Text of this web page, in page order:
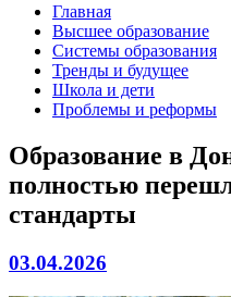
Главная
Высшее образование
Системы образования
Тренды и будущее
Школа и дети
Проблемы и реформы
Образование в
полностью
стандарты
03.04.2026